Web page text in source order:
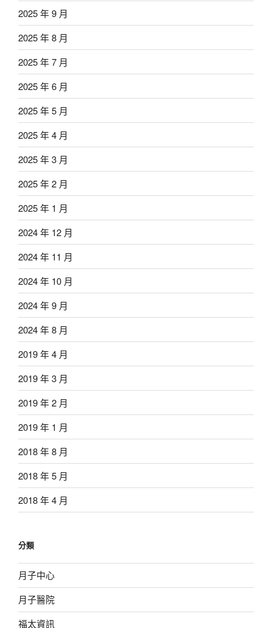
2025 年 9 月
2025 年 8 月
2025 年 7 月
2025 年 6 月
2025 年 5 月
2025 年 4 月
2025 年 3 月
2025 年 2 月
2025 年 1 月
2024 年 12 月
2024 年 11 月
2024 年 10 月
2024 年 9 月
2024 年 8 月
2019 年 4 月
2019 年 3 月
2019 年 2 月
2019 年 1 月
2018 年 8 月
2018 年 5 月
2018 年 4 月
分類
月子中心
月子醫院
福太資訊